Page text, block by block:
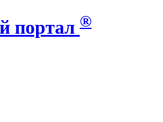
портал ®